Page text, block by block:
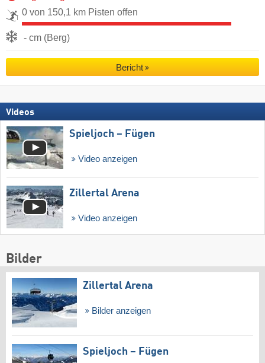
0 von 150,1 km Pisten offen
- cm (Berg)
Bericht
Videos
Spieljoch – Fügen
Video anzeigen
Zillertal Arena
Video anzeigen
Bilder
Zillertal Arena
Bilder anzeigen
Spieljoch – Fügen